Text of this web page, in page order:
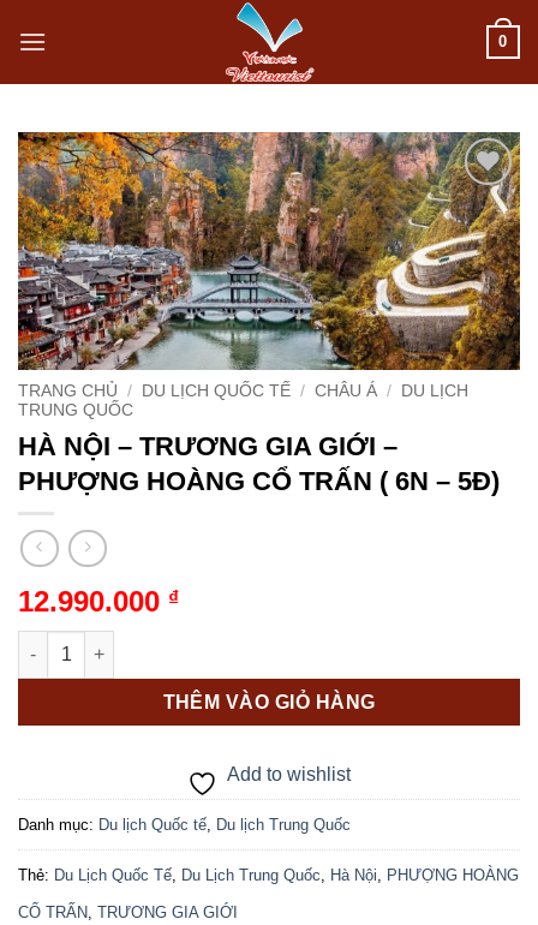
dung
0
Add to
wishlist
TRANG CHỦ / DU LỊCH QUỐC TẾ / CHÂU Á /
DU LỊCH
TRUNG QUỐC
HÀ NỘI – TRƯƠNG GIA GIỚI –
PHƯỢNG HOÀNG CỔ TRẤN ( 6N – 5Đ)
12.990.000 ₫
HÀ NỘI - TRƯƠNG GIA GIỚI - PHƯỢNG HOÀNG CỔ TRẤN (
THÊM VÀO GIỎ HÀNG
Add to wishlist
Danh mục: Du lịch Quốc tế Du lịch Trung Quốc
Thẻ: Du Lịch Quốc Tế Du Lịch Trung Quốc Hà Nội PHƯỢNG HOÀNG
CỔ TRẤN TRƯƠNG GIA GIỚI